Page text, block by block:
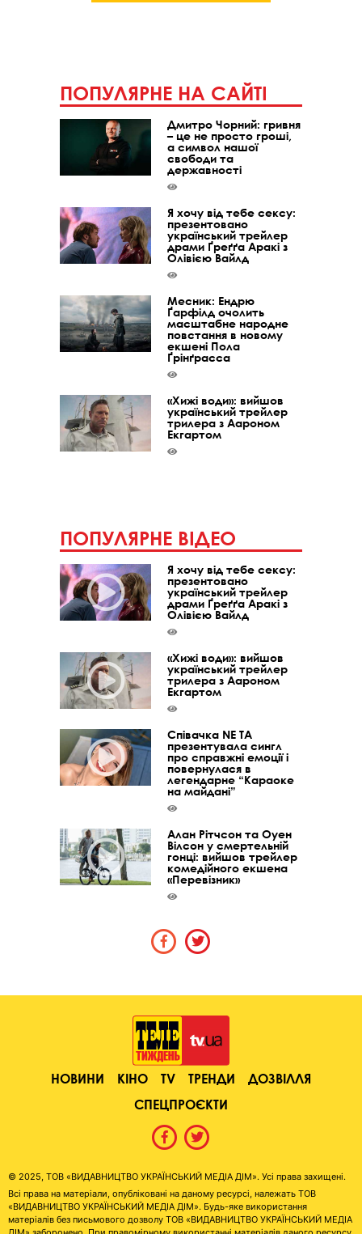
ПОПУЛЯРНЕ НА САЙТІ
Дмитро Чорний: гривня
– це не просто гроші,
а символ нашої
свободи та
державності
Я хочу від тебе сексу:
презентовано
український трейлер
драми Ґреґґа Аракі з
Олівією Вайлд
Месник: Ендрю
Ґарфілд очолить
масштабне народне
повстання в новому
екшені Пола
Ґрінґрасса
«Хижі води»: вийшов
український трейлер
трилера з Аароном
Екгартом
ПОПУЛЯРНЕ ВІДЕО
Я хочу від тебе сексу:
презентовано
український трейлер
драми Ґреґґа Аракі з
Олівією Вайлд
«Хижі води»: вийшов
український трейлер
трилера з Аароном
Екгартом
Співачка NE TA
презентувала сингл
про справжні емоції і
повернулася в
легендарне “Караоке
на майдані”
Алан Рітчсон та Оуен
Вілсон у смертельній
гонці: вийшов трейлер
комедійного екшена
«Перевізник»
НОВИНИ КІНО TV ТРЕНДИ
ДОЗВІЛЛЯ
СПЕЦПРОЄКТИ
© 2025, ТОВ «ВИДАВНИЦТВО УКРАЇНСЬКИЙ МЕДІА ДІМ». Усі права захищені.
Всі права на матеріали, опубліковані на даному ресурсі, належать ТОВ
«ВИДАВНИЦТВО УКРАЇНСЬКИЙ МЕДІА ДІМ». Будь-яке використання
матеріалів без письмового дозволу ТОВ «ВИДАВНИЦТВО УКРАЇНСЬКИЙ МЕДІА